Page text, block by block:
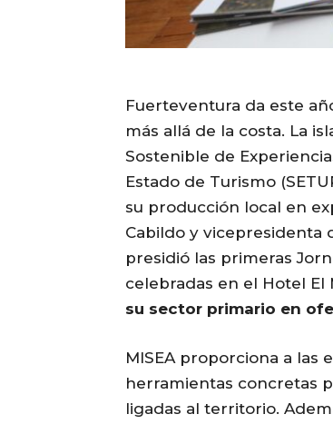
Fuerteventura da este
más allá de la costa. La
Sostenible de
Estado de Turismo
su producción local en
Cabildo y vicepresidenta
presidió las primeras
celebradas en el Hotel El
su sector primario en
MISEA proporciona a
herramientas concretas
ligadas al territorio.